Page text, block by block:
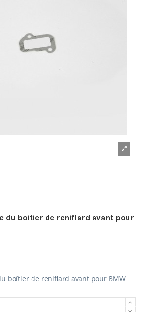
du boitier de reniflard avant pour
boîtier de reniflard avant pour BMW